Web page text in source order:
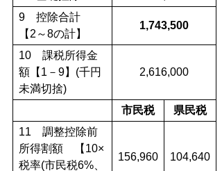
9 控除合計
【2～8の計】
1,743,500
10 課税所得金
額【1－9】(千円
未満切捨)
2,616,000
市民税
県民税
11 調整控除前
所得割額 【10×
税率(市民税6%、
156,960 104,640